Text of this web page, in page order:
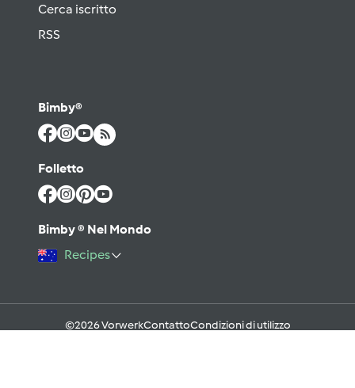
Cerca iscritto
RSS
Bimby®
Folletto
Bimby ® Nel Mondo
Recipes
©2026 VorwerkContattoCondizioni di utilizzo